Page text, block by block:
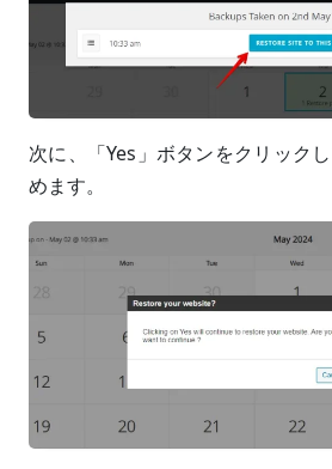
次に、「Yes」ボタンをクリック
めます。